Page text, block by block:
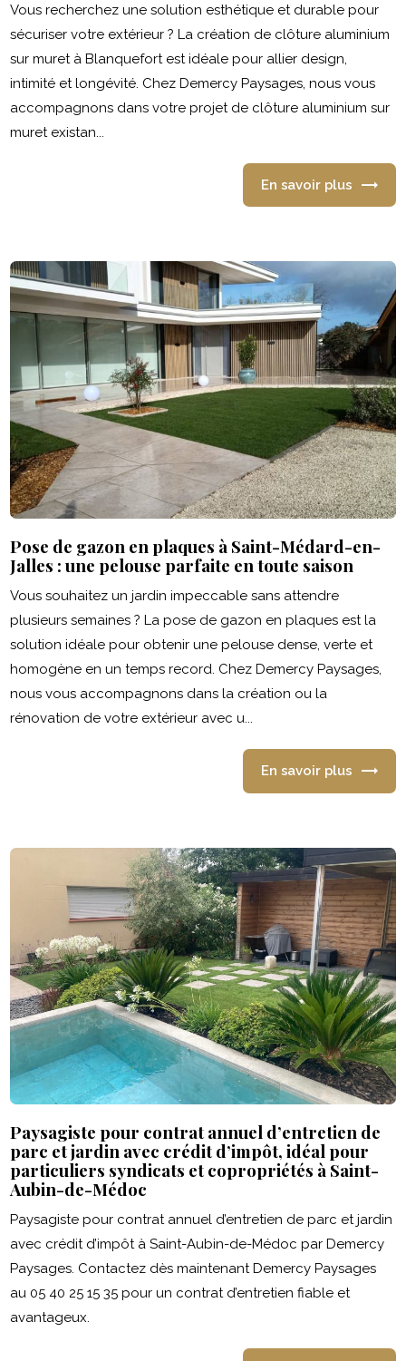
Vous recherchez une solution esthétique et durable pour
sécuriser votre extérieur ? La création de clôture aluminium
sur muret à Blanquefort est idéale pour allier design,
intimité et longévité. Chez Demercy Paysages, nous vous
accompagnons dans votre projet de clôture aluminium sur
muret existan...
En savoir plus
Pose de gazon en plaques à Saint-Médard-en-
Jalles : une pelouse parfaite en toute saison
Vous souhaitez un jardin impeccable sans attendre
plusieurs semaines ? La pose de gazon en plaques est la
solution idéale pour obtenir une pelouse dense, verte et
homogène en un temps record. Chez Demercy Paysages,
nous vous accompagnons dans la création ou la
rénovation de votre extérieur avec u...
En savoir plus
Paysagiste pour contrat annuel d’entretien de
parc et jardin avec crédit d’impôt, idéal pour
particuliers syndicats et copropriétés à Saint-
Aubin-de-Médoc
Paysagiste pour contrat annuel d’entretien de parc et jardin
avec crédit d’impôt à Saint-Aubin-de-Médoc par Demercy
Paysages. Contactez dès maintenant Demercy Paysages
au 05 40 25 15 35 pour un contrat d’entretien fiable et
avantageux.